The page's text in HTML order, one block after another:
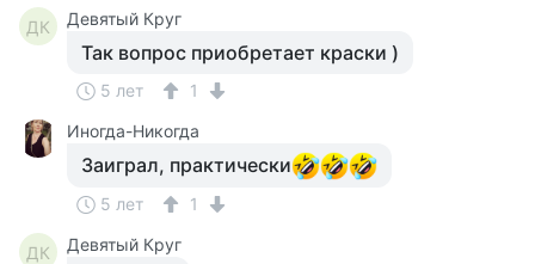
ДК Девятый Круг
Так вопрос приобретает краски )
5 лет
1
Иногда-Никогда
Заиграл, практически
5 лет 1
ДК Девятый Круг